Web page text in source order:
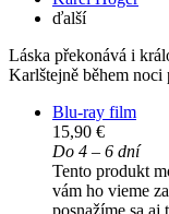
ďalší
Láska překonává i
Karlštejně během noci
Blu-ray film
15,90 €
Do 4 – 6 dní
Tento produkt
vám ho vieme